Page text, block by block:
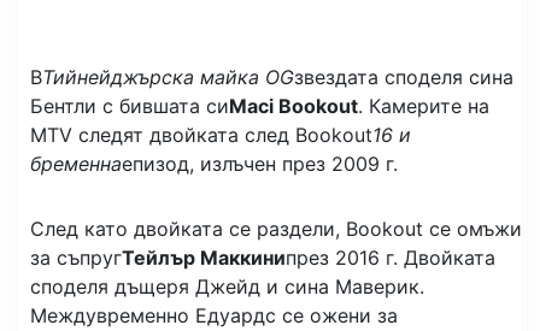
ВТийнейджърска майка OGзвездата споделя сина
Бентли с бившата сиMaci Bookout. Камерите на
MTV следят двойката след Bookout16 и
бременнаепизод, излъчен през 2009 г.
След като двойката се раздели, Bookout се омъжи
за съпругТейлър Маккинипрез 2016 г. Двойката
споделя дъщеря Джейд и сина Маверик.
Междувременно Едуардс се ожени за